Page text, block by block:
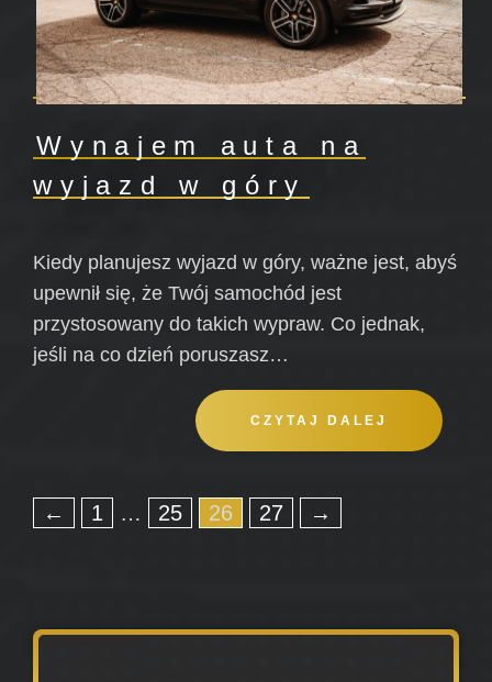
Wynajem auta na
wyjazd w góry
Kiedy planujesz wyjazd w góry, ważne jest, abyś
upewnił się, że Twój samochód jest
przystosowany do takich wypraw. Co jednak,
jeśli na co dzień poruszasz…
CZYTAJ DALEJ
← 1 … 25 26 27 →